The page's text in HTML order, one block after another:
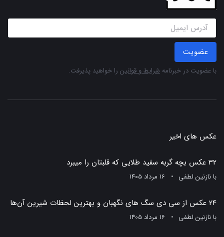
عضویت
با عضویت در خبرنامه شرایط و قوانین را خواهید پذیرفت.
عکس های اخیر
32 عکس بچه گربه سفید طلایی که قلبتان را میبرد
بانازنین لطفی 16 مرداد 1405
24 عکس از سی دی سگ های نگهبان و بهترین لحظات شیرین آن‌ها
بانازنین لطفی 16 مرداد 1405